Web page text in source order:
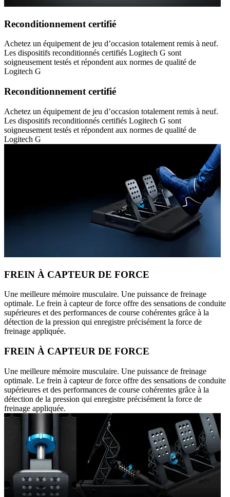
Reconditionnement certifié
Achetez un équipement de jeu d’occasion totalement remis à neuf.
Les dispositifs reconditionnés certifiés Logitech G sont
soigneusement testés et répondent aux normes de qualité de
Logitech G
Reconditionnement certifié
Achetez un équipement de jeu d’occasion totalement remis à neuf.
Les dispositifs reconditionnés certifiés Logitech G sont
soigneusement testés et répondent aux normes de qualité de
Logitech G
FREIN À CAPTEUR DE FORCE
Une meilleure mémoire musculaire. Une puissance de freinage
optimale. Le frein à capteur de force offre des sensations de conduite
supérieures et des performances de course cohérentes grâce à la
détection de la pression qui enregistre précisément la force de
freinage appliquée.
FREIN À CAPTEUR DE FORCE
Une meilleure mémoire musculaire. Une puissance de freinage
optimale. Le frein à capteur de force offre des sensations de conduite
supérieures et des performances de course cohérentes grâce à la
détection de la pression qui enregistre précisément la force de
freinage appliquée.